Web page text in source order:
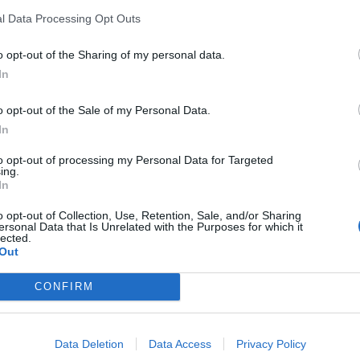
Data Processing Opt Outs
opt-out of the Sharing of my personal data.
opt-out of the Sale of my Personal Data.
opt-out of processing my Personal Data for Targeted
opt-out of Collection, Use, Retention, Sale, and/or Sharing
Data that Is Unrelated with the Purposes for which it
CONFIRM
Data Deletion Data Access Privacy Policy
no formas parte de 2Playbook
Imprimir